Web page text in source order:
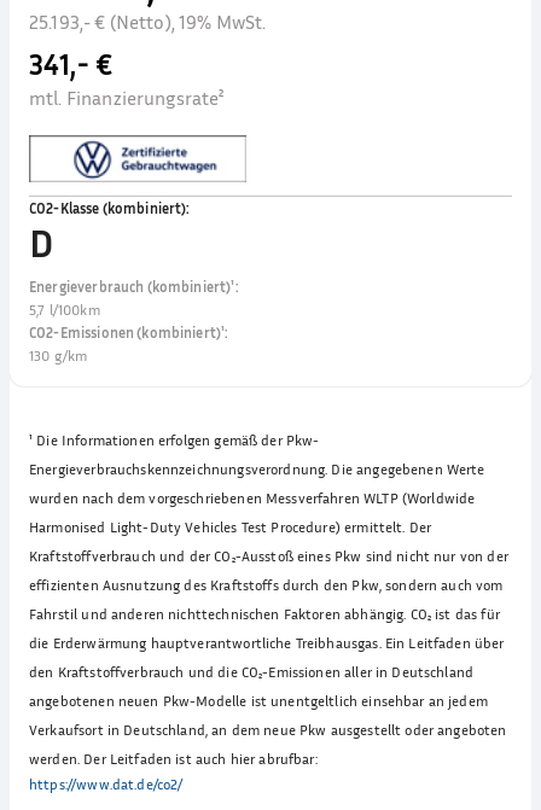
25.193,- € (Netto), 19% MwSt.
341,- €
mtl. Finanzierungsrate²
CO2-Klasse (kombiniert):
D
Energieverbrauch (kombiniert)¹:
5,7 l/100km
CO2-Emissionen (kombiniert)¹:
130 g/km
¹ Die Informationen erfolgen gemäß der Pkw-
Energieverbrauchskennzeichnungsverordnung. Die angegebenen Werte
wurden nach dem vorgeschriebenen Messverfahren WLTP (Worldwide
Harmonised Light-Duty Vehicles Test Procedure) ermittelt. Der
Kraftstoffverbrauch und der CO₂-Ausstoß eines Pkw sind nicht nur von der
effizienten Ausnutzung des Kraftstoffs durch den Pkw, sondern auch vom
Fahrstil und anderen nichttechnischen Faktoren abhängig. CO₂ ist das für
die Erderwärmung hauptverantwortliche Treibhausgas. Ein Leitfaden über
den Kraftstoffverbrauch und die CO₂-Emissionen aller in Deutschland
angebotenen neuen Pkw-Modelle ist unentgeltlich einsehbar an jedem
Verkaufsort in Deutschland, an dem neue Pkw ausgestellt oder angeboten
werden. Der Leitfaden ist auch hier abrufbar:
https://www.dat.de/co2/